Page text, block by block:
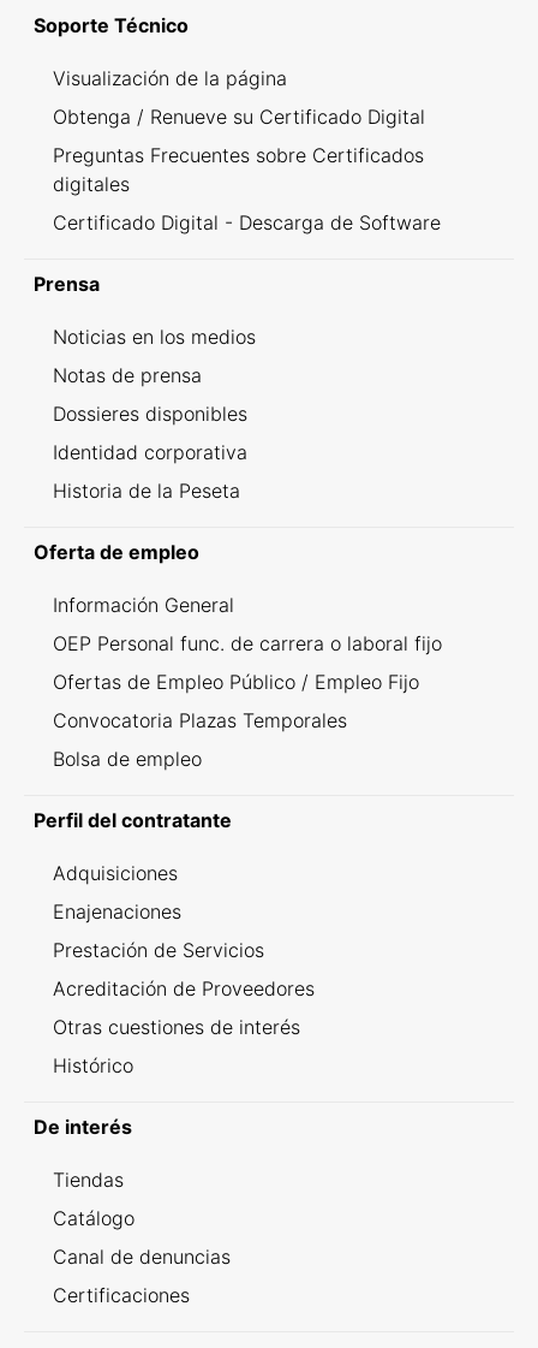
Soporte Técnico
Visualización de la página
Obtenga / Renueve su Certificado Digital
Preguntas Frecuentes sobre Certificados
digitales
Certificado Digital - Descarga de Software
Prensa
Noticias en los medios
Notas de prensa
Dossieres disponibles
Identidad corporativa
Historia de la Peseta
Oferta de empleo
Información General
OEP Personal func. de carrera o laboral fijo
Ofertas de Empleo Público / Empleo Fijo
Convocatoria Plazas Temporales
Bolsa de empleo
Perfil del contratante
Adquisiciones
Enajenaciones
Prestación de Servicios
Acreditación de Proveedores
Otras cuestiones de interés
Histórico
De interés
Tiendas
Catálogo
Canal de denuncias
Certificaciones